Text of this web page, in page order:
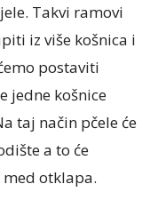
Takvi ramovi
iz više košnica i
postaviti
jedne košnice
taj način pčele će
a to će
med otklapa.